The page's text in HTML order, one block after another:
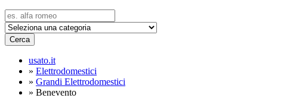
Cerca
usato.it
» Elettrodomestici
» Grandi Elettrodomestici
» Benevento